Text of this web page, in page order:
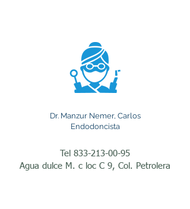
Las caries profundas
representan la causa más
frecuente de tratamiento
de conductos. Cuando una
caries avanza hasta
alcanzar el nervio del
Dr. Manzur Nemer, Carlos
Endodoncista
Tel 833-213-00-95
Agua dulce M. c loc C 9, Col. Petrolera